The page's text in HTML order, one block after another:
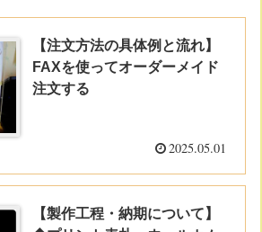
【注文方法の具体例と流れ】
FAXを使ってオーダーメイド
注文する
2025.05.01
【製作工程・納期について】